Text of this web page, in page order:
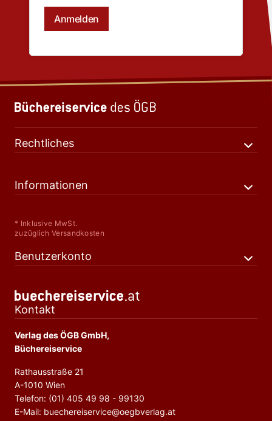
Rechtliches
Informationen
* Inklusive MwSt.
zuzüglich Versandkosten
Benutzerkonto
Kontakt
Verlag des ÖGB GmbH,
Büchereiservice
Rathausstraße 21
A-1010 Wien
Telefon: (01) 405 49 98 - 99130
E-Mail: buechereiservice@oegbverlag.at